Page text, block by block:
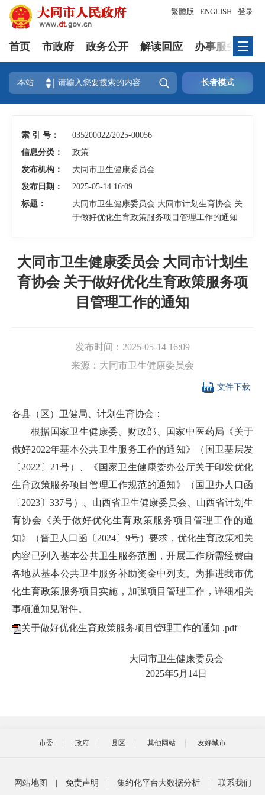
登录
繁體版 ENGLISH
首页 市政府 政务公开 解读回应 办事服务
本站  长者模式
索 引 号：
035200022/2025-00056
信息分类：
政策
发布机构：
大同市卫生健康委员会
发布日期：
2025-05-14 16:09
标题：
大同市卫生健康委员会 大同市计划生育协会 关
于做好优化生育政策服务项目管理工作的通知
大同市卫生健康委员会 大同市计划生
育协会 关于做好优化生育政策服务项
目管理工作的通知
发布时间： 2025-05-14 16:09
来源： 大同市卫生健康委员会
 文件下载
各县（区）卫健局、计划生育协会：
根据国家卫生健康委、财政部、国家中医药局《关于
做好2022年基本公共卫生服务工作的通知》（国卫基层发
〔2022〕21号）、《国家卫生健康委办公厅关于印发优化
生育政策服务项目管理工作规范的通知》（国卫办人口函
〔2023〕337号）、山西省卫生健康委员会、山西省计划生
育协会《关于做好优化生育政策服务项目管理工作的通
知》（晋卫人口函〔2024〕9号）要求，优化生育政策相关
内容已列入基本公共卫生服务范围，开展工作所需经费由
各地从基本公共卫生服务补助资金中列支。为推进我市优
化生育政策服务项目实施，加强项目管理工作，详细相关
事项通知见附件。
关于做好优化生育政策服务项目管理工作的通知 .pdf
大同市卫生健康委员会
‎2025‎年‎5‎月‎14‎日
市委 政府 县区 其他网站 友好城市
网站地图 免责声明 集约化平台大数据分析 联系我们